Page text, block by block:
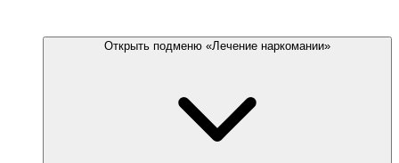
Открыть подменю «Лечение наркомании»